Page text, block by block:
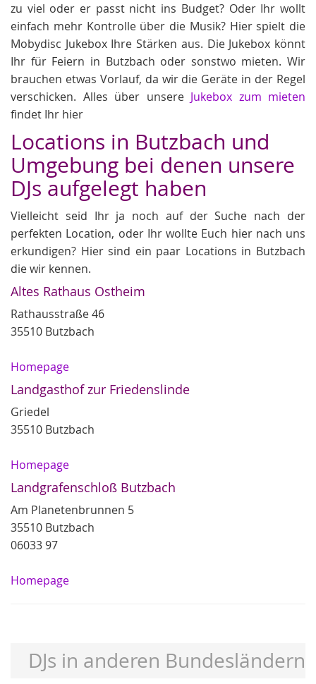
zu viel oder er passt nicht ins Budget? Oder Ihr wollt
einfach mehr Kontrolle über die Musik? Hier spielt die
Mobydisc Jukebox Ihre Stärken aus. Die Jukebox könnt
Ihr für Feiern in Butzbach oder sonstwo mieten. Wir
brauchen etwas Vorlauf, da wir die Geräte in der Regel
verschicken. Alles über unsere Jukebox zum mieten
findet Ihr hier
Locations in Butzbach und
Umgebung bei denen unsere
DJs aufgelegt haben
Vielleicht seid Ihr ja noch auf der Suche nach der
perfekten Location, oder Ihr wollte Euch hier nach uns
erkundigen? Hier sind ein paar Locations in Butzbach
die wir kennen.
Altes Rathaus Ostheim
Rathausstraße 46
35510 Butzbach
Homepage
Landgasthof zur Friedenslinde
Griedel
35510 Butzbach
Homepage
Landgrafenschloß Butzbach
Am Planetenbrunnen 5
35510 Butzbach
06033 97
Homepage
DJs in anderen Bundesländern